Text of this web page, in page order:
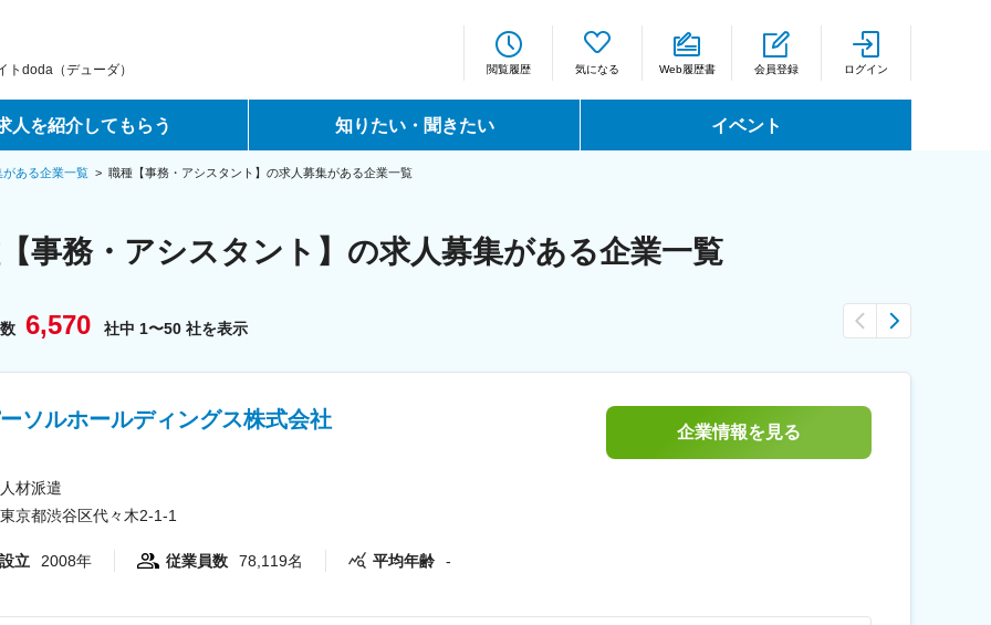
トdoda（デューダ） 閲覧履歴 気になる Web履歴書 会員登録 ログイン
人を紹介してもらう 知りたい・聞きたい イベント
がある企業一覧 > 職種【事務・アシスタント】の求人募集がある企業一覧
事務・アシスタント】の求人募集がある企業一覧
6,570 社中 1〜50 社を表示
ソルホールディングス株式会社
材派遣
京都渋谷区代々木2-1-1
企業情報を見る
立 2008年 従業員数 78,119名 平均年齢 -